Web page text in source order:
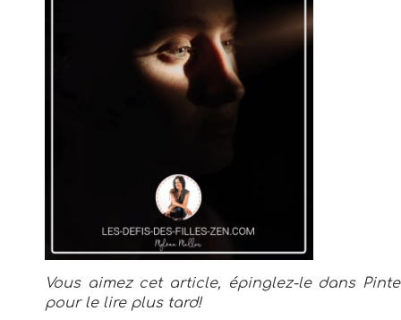
Vous aimez cet article, épinglez-le dans
pour le lire plus tard!